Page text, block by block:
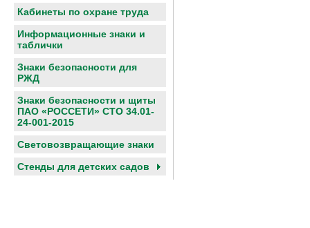
Кабинеты по охране труда
Информационные знаки и
таблички
Знаки безопасности для
РЖД
Знаки безопасности и щиты
ПАО «РОССЕТИ» СТО 34.01-
24-001-2015
Световозвращающие знаки
Cтенды для детских садов